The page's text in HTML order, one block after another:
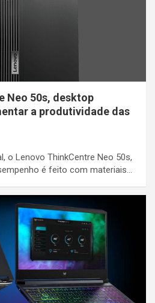
Neo 50s, desktop
a produtividade das
o Lenovo ThinkCentre Neo 50s,
é feito com materiais…